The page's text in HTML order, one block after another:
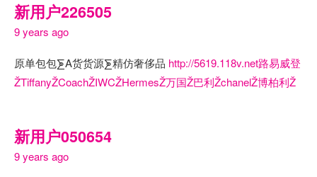
新用户226505
9 years ago
原单包包⨊A货货源⨊精仿奢侈品 http://5619.118v.net路易威登
ŽTiffanyŽCoachŽIWCŽHermesŽ万国Ž巴利ŽchanelŽ博柏利Ž
新用户050654
9 years ago